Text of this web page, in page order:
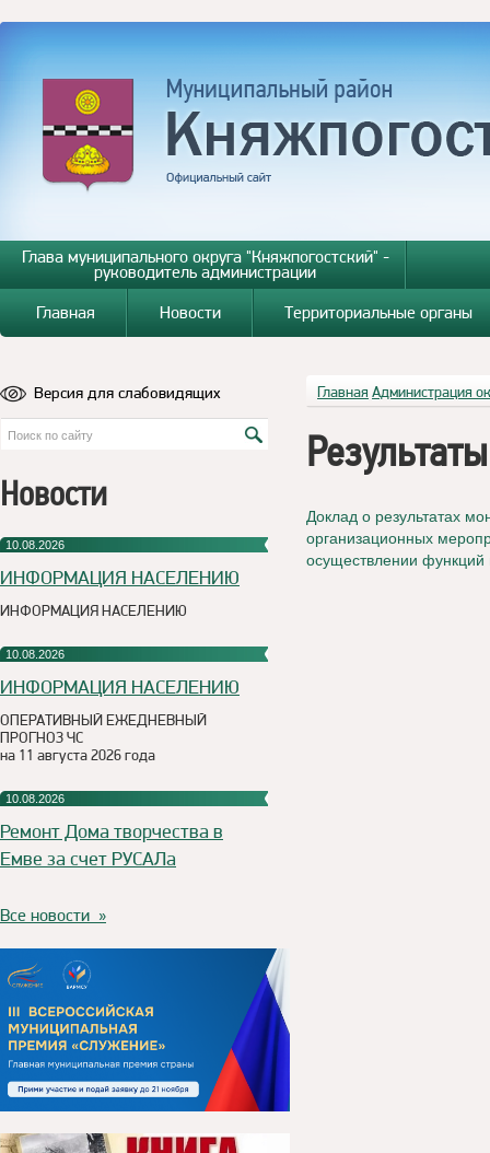
Глава муниципального округа "Княжпогостский" -
руководитель администрации
Главная
Новости Территориальные органы
Версия для слабовидящих
Новости
10.08.2026
ИНФОРМАЦИЯ НАСЕЛЕНИЮ
ИНФОРМАЦИЯ НАСЕЛЕНИЮ
10.08.2026
ИНФОРМАЦИЯ НАСЕЛЕНИЮ
ОПЕРАТИВНЫЙ ЕЖЕДНЕВНЫЙ
ПРОГНОЗ ЧС
на 11 августа 2026 года
10.08.2026
Ремонт Дома творчества в
Емве за счет РУСАЛа
Все новости »
Главная Администрация
Доклад о результатах
организационных
осуществлении функций